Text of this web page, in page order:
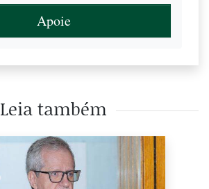
Apoie
Leia também